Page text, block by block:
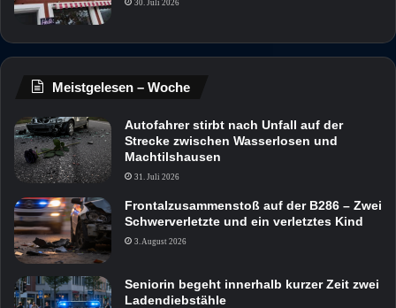
30. Juli 2026
Meistgelesen – Woche
Autofahrer stirbt nach Unfall auf der
Strecke zwischen Wasserlosen und
Machtilshausen
31. Juli 2026
Frontalzusammenstoß auf der B286 – Zwei
Schwerverletzte und ein verletztes Kind
3. August 2026
Seniorin begeht innerhalb kurzer Zeit zwei
Ladendiebstähle